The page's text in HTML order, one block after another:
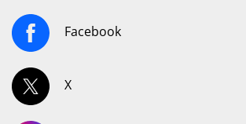
Facebook
X